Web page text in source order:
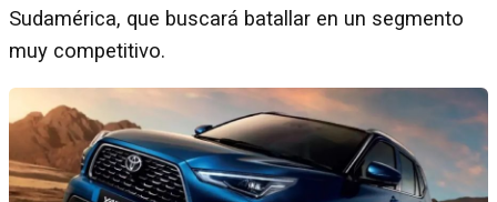
Sudamérica, que buscará batallar en un segmento
muy competitivo.